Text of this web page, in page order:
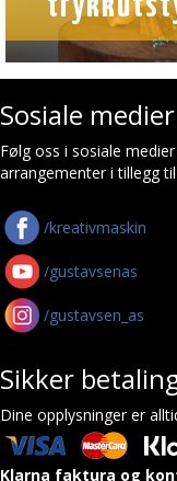
Sosiale medier
Følg oss i sosiale
arrangementer i tillegg
/kreativmaskin
/gustavsenas
/gustavsen_as
Sikker
Dine opplysninger er
Klarna faktura og